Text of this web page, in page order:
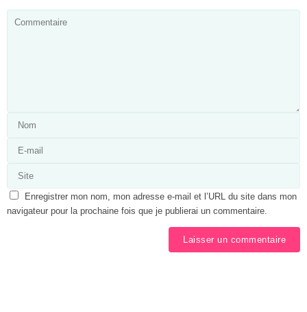
Enregistrer mon nom, mon adresse e-mail et l’URL du site dans mon
navigateur pour la prochaine fois que je publierai un commentaire.